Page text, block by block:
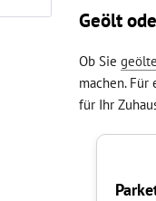
Geölt
Ob Sie
machen.
für Ihr